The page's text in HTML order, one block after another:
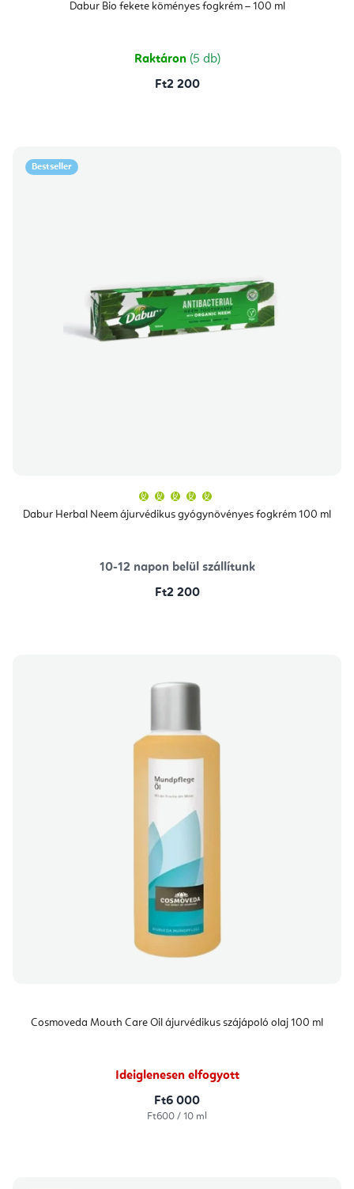
Dabur Bio fekete köményes fogkrém – 100 ml
Raktáron (5 db)
Ft2 200
Bestseller
Dabur Herbal Neem ájurvédikus gyógynövényes fogkrém 100 ml
átlagos
értékelése
csillag.
10-12 napon belül szállítunk
Ft2 200
Cosmoveda Mouth Care Oil ájurvédikus szájápoló olaj 100 ml
Ideiglenesen elfogyott
Ft6 000
Egységár:
Ft600 / 10 ml